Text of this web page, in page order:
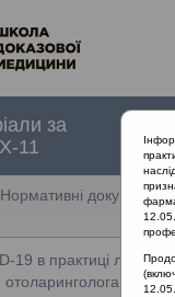
за
11
Нормативні документи
19 в практиці лікаря-
отоларинголога